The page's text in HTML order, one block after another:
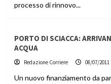
processo di rinnovo...
PORTO DI SCIACCA:
ACQUA
Redazione Corriere 08/07/2011
Un nuovo finanziamento da